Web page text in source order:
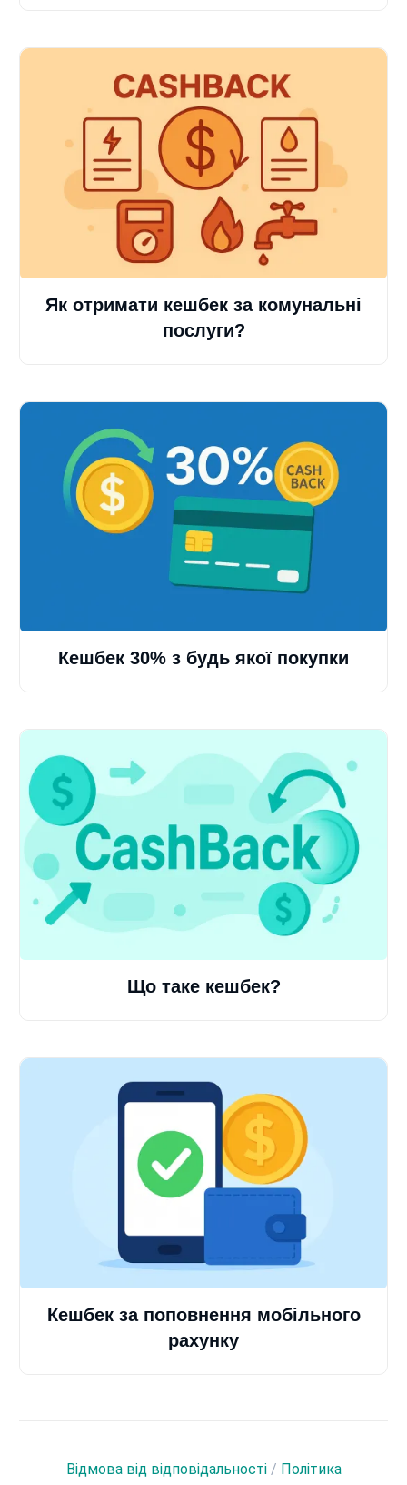
Як отримати кешбек за комунальні
послуги?
Кешбек 30% з будь якої покупки
Що таке кешбек?
Кешбек за поповнення мобільного
рахунку
Відмова від відповідальності/ Політика